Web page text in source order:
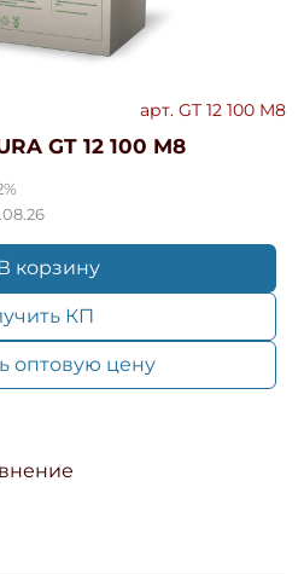
арт. GT 12 100 M8
GT 12 100 M8
корзину
КП
оптовую цену